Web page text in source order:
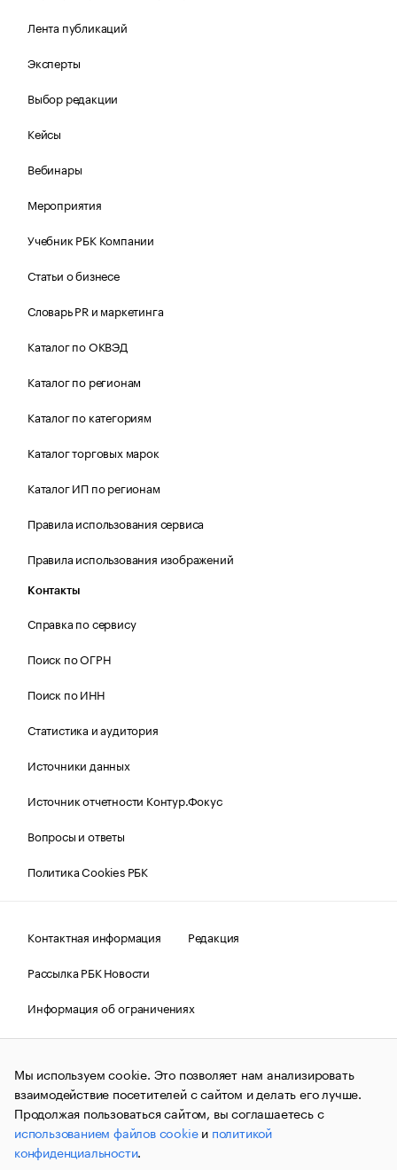
Лента публикаций
Эксперты
Выбор редакции
Кейсы
Вебинары
Мероприятия
Учебник РБК Компании
Статьи о бизнесе
Словарь PR и маркетинга
Каталог по ОКВЭД
Каталог по регионам
Каталог по категориям
Каталог торговых марок
Каталог ИП по регионам
Правила использования сервиса
Правила использования изображений
Контакты
Справка по сервису
Поиск по ОГРН
Поиск по ИНН
Статистика и аудитория
Источники данных
Источник отчетности Контур.Фокус
Вопросы и ответы
Политика Cookies РБК
Контактная информация
Редакция
Рассылка РБК Новости
Информация об ограничениях
Правовая информация
О соблюдении авторских прав
© АО «РОСБИЗНЕСКОНСАЛТИНГ»,1995–2026.Сообщения
и материалы информационного агентства «РБК»
(зарегистрировано Федеральной службой по надзору в сфере
связи, информационных технологий и массовых
коммуникаций (Роскомнадзор) 09.12.2015 за номером ИА
№ФС77-63848) сопровождаются пометкой «РБК». Отдельные
публикации могут содержать информацию,
Мы используем cookie. Это позволяет нам анализировать
взаимодействие посетителей с сайтом и делать его лучше.
Продолжая пользоваться сайтом, вы соглашаетесь с
использованием файлов cookieи политикой
конфиденциальности.